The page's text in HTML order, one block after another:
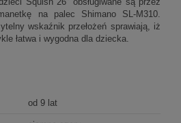
na palec Shimano SL-M310.
wskaźnik przełożeń sprawiają, iż
łatwa i wygodna dla dziecka.
od 9 lat